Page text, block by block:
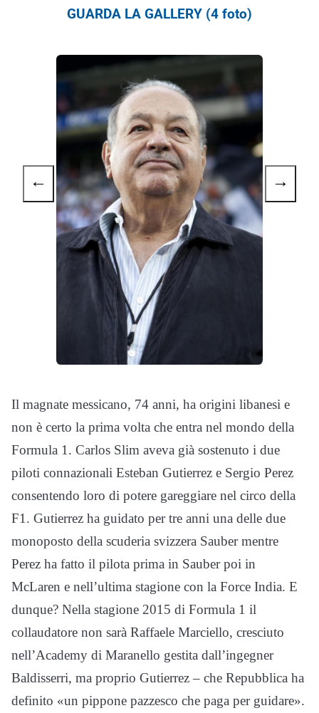
GUARDA LA GALLERY (4 foto)
← →
Il magnate messicano, 74 anni, ha origini libanesi e
non è certo la prima volta che entra nel mondo della
Formula 1. Carlos Slim aveva già sostenuto i due
piloti connazionali Esteban Gutierrez e Sergio Perez
consentendo loro di potere gareggiare nel circo della
F1. Gutierrez ha guidato per tre anni una delle due
monoposto della scuderia svizzera Sauber mentre
Perez ha fatto il pilota prima in Sauber poi in
McLaren e nell’ultima stagione con la Force India. E
dunque? Nella stagione 2015 di Formula 1 il
collaudatore non sarà Raffaele Marciello, cresciuto
nell’Academy di Maranello gestita dall’ingegner
Baldisserri, ma proprio Gutierrez – che Repubblica ha
definito «un pippone pazzesco che paga per guidare».